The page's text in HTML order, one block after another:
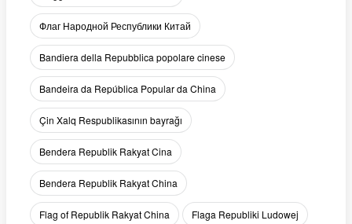
Флаг Народной Республики Китай
Bandiera della Repubblica popolare cinese
Bandeira da República Popular da China
Çin Xalq Respublikasının bayrağı
Bendera Republik Rakyat Cina
Bendera Republik Rakyat China
Flag of Republik Rakyat China Flaga Republiki Ludowej